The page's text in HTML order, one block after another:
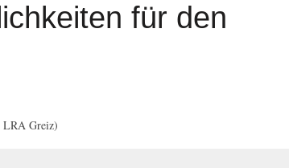
FLORIANBILDUNGSZENTRUM (FLOBIZ)
für den
LRA Greiz)